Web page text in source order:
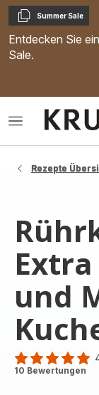
Kopieren
Summer Sale
Entdecken Sie
Sale.
Das
Rezepte
und
ratings.4.9
10 Bewertungen